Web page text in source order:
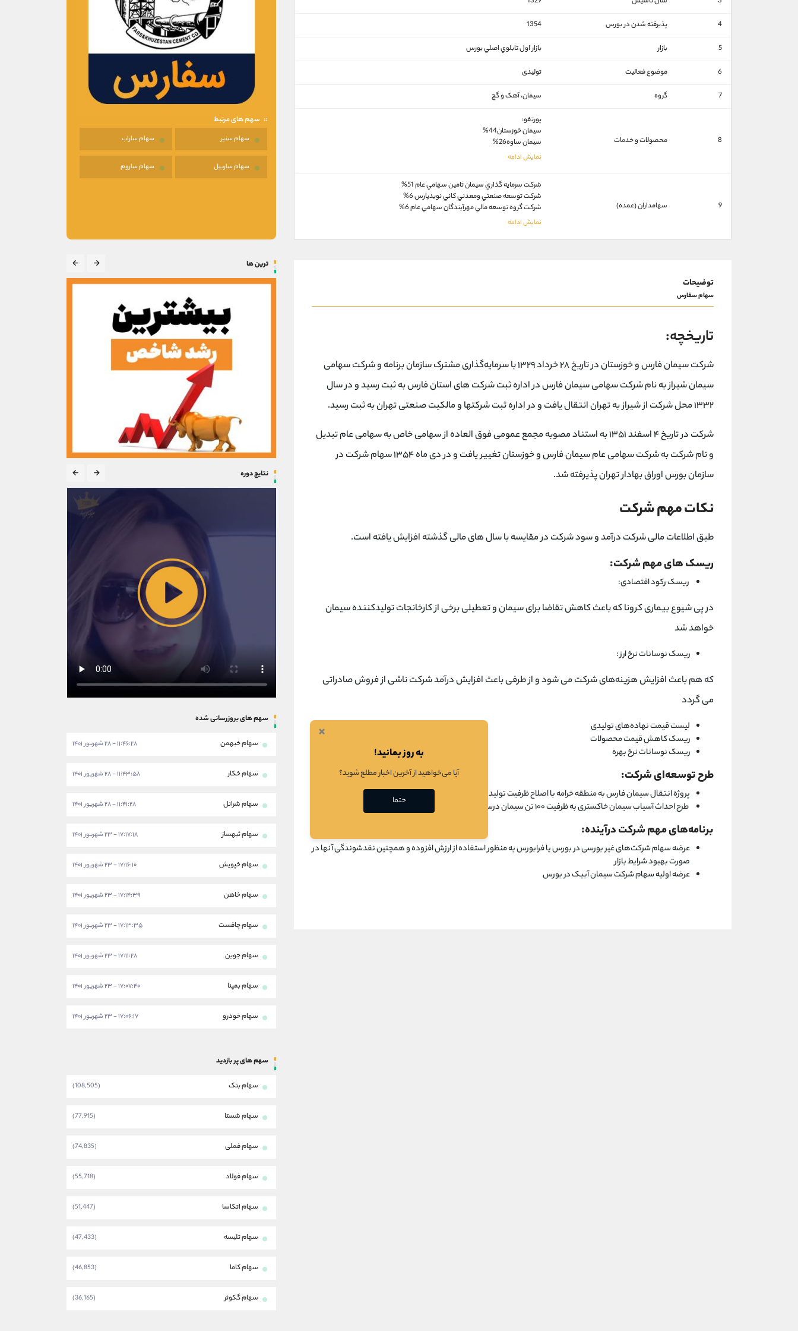
4
پذیرفته شدن در بورس
1354
5
بازار
بازار اول تابلوي اصلي بورس
6
موضوع فعالیت
تولیدی
7
گروه سيمان، آهک و گچ
8 محصولات و خدمات
پورتفو:
سيمان خوزستان44%
سيمان ساوه26%
9 سهامداران (عمده)
شركت سرمايه گذاري سيمان تامين سهامي عام 51%
شركت توسعه صنعتي ومعدني كاني نويدپارس 6%
شركت گروه توسعه مالي مهرآيندگان سهامي عام 6%
سهم های مرتبط
سهام سنیر سهام ساراب
سهام ساربیل سهام ساروم
توضیحات
سهام سفارس
تاریخچه:
شرکت سیمان فارس و خوزستان در تاریخ ۲۸ خرداد ۱۳۲۹ با سرمایه‌گذاری مشترک سازمان برنامه و شرکت سهامی
سیمان شیراز به نام شرکت سهامی سیمان فارس در اداره ثبت شرکت های استان فارس به ثبت رسید و در سال
۱۳۳۲ محل شرکت از شیراز به تهران انتقال یافت و در اداره ثبت شرکتها و مالکیت صنعتی تهران به ثبت رسید.
شرکت در تاریخ ۴ اسفند ۱۳۵۱ به استناد مصوبه مجمع عمومی فوق العاده از سهامی خاص به سهامی عام تبدیل
و نام شرکت به شرکت سهامی عام سیمان فارس و خوزستان تغییر یافت و در دی ماه ۱۳۵۴ سهام شرکت در
سازمان بورس اوراق بهادار تهران پذیرفته شد.
نکات مهم شرکت
طبق اطلاعات مالی شرکت درآمد و سود شرکت در مقایسه با سال های مالی گذشته افزایش یافته است.
ریسک های مهم شرکت:
ریسک رکود اقتصادی:
در پی شیوع بیماری کرونا که باعث کاهش تقاضا برای سیمان و تعطیلی برخی از کارخانجات تولیدکننده سیمان
خواهد شد
ریسک نوسانات نرخ ارز :
که هم باعث افزایش هزینه‌های شرکت می شود و از طرفی باعث افزایش درآمد شرکت ناشی از فروش صادراتی
می گردد
لیست قیمت نهاده‌های تولیدی
ریسک کاهش قیمت محصولات
ریسک نوسانات نرخ بهره
طرح توسعه‌ای شرکت:
پروژه انتقال سیمان فارس به منطقه خرامه با اصلاح ظرفیت تولید به میزان ۳۳۰۰ تن کلینکر روزانه
طرح احداث آسیاب سیمان خاکستری به ظرفیت ۱۰۰ تن سیمان درساعت در شهر العماره استان میسان عراق
برنامه‌های مهم شرکت درآینده:
عرضه سهام شرکت‌های غیر بورسی در بورس یا فرابورس به منظور استفاده از ارزش افزوده و همچنین نقدشوندگی آنها در
صورت بهبود شرایط بازار
عرضه اولیه سهام شرکت سیمان آبیک در بورس
ترین ها
نتایج دوره
سهم های بروزرسانی شده
سهام خبهمن ۱۱:۴۶:۲۸ - ۲۸ شهریور ۱۴۰۱
سهام خکار ۱۱:۴۳:۵۸ - ۲۸ شهریور ۱۴۰۱
سهام شرانل ۱۱:۴۱:۲۸ - ۲۸ شهریور ۱۴۰۱
سهام ثبهساز ۱۷:۱۷:۱۸ - ۲۳ شهریور ۱۴۰۱
سهام خپویش ۱۷:۱۶:۱۰ - ۲۳ شهریور ۱۴۰۱
سهام خاهن ۱۷:۱۴:۳۹ - ۲۳ شهریور ۱۴۰۱
سهام چافست ۱۷:۱۳:۳۵ - ۲۳ شهریور ۱۴۰۱
سهام جوین ۱۷:۱۱:۲۸ - ۲۳ شهریور ۱۴۰۱
سهام بمپنا ۱۷:۰۷:۴۰ - ۲۳ شهریور ۱۴۰۱
سهام خودرو ۱۷:۰۶:۱۷ - ۲۳ شهریور ۱۴۰۱
سهم های پر بازدید
سهام بتک (108,505)
سهام شستا (77,915)
سهام فملی (74,835)
سهام فولاد (55,718)
سهام اتکاسا (51,447)
سهام تلیسه (47,433)
سهام کاما (46,853)
سهام گکوثر (36,165)
×
به روز بمانید!
آیا می‌خواهید از آخرین اخبار مطلع شوید؟
حتما